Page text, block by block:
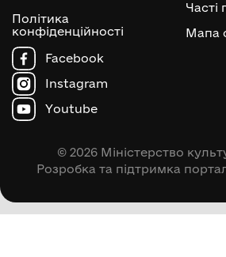
Політика
конфіденційності
Часті
Мапа
Facebook
Instagram
Youtube
© 2026 Міністерство
Розробка та підтримка